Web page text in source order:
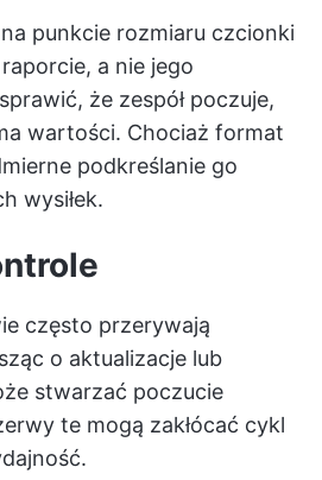
punkcie rozmiaru czcionki
a nie jego
że zespół poczuje,
wartości. Chociaż format
podkreślanie go
wysiłek.
często przerywają
o aktualizacje lub
stwarzać poczucie
te mogą zakłócać cykl